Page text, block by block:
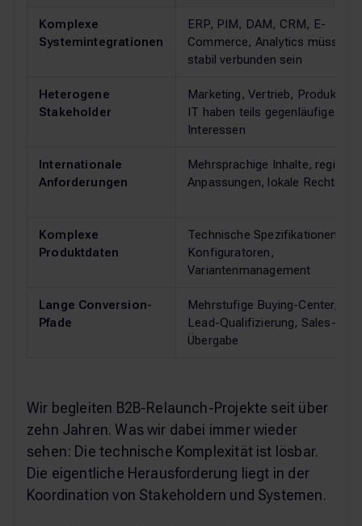
Komplexe
Systemintegrationen
ERP, PIM, DAM, CRM, E-
Commerce, Analytics müssen
stabil verbunden sein
Heterogene
Stakeholder
Marketing, Vertrieb, Produkt
IT haben teils gegenläufige
Interessen
Internationale
Anforderungen
Mehrsprachige Inhalte,
Anpassungen, lokale
Komplexe
Produktdaten
Technische Spezifikationen,
Konfiguratoren,
Variantenmanagement
Lange Conversion-
Pfade
Mehrstufige Buying-Center,
Lead-Qualifizierung, Sales-
Übergabe
Wir begleiten B2B-Relaunch-Projekte seit über
zehn Jahren. Was wir dabei immer wieder
sehen: Die technische Komplexität ist lösbar.
Die eigentliche Herausforderung liegt in der
Koordination von Stakeholdern und Systemen.